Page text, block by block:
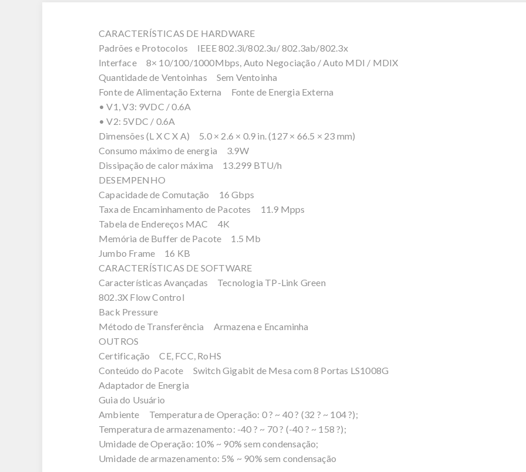
CARACTERÍSTICAS DE HARDWARE
Padrões e Protocolos IEEE 802.3i/802.3u/ 802.3ab/802.3x
Interface 8× 10/100/1000Mbps, Auto Negociação / Auto MDI / MDIX
Quantidade de Ventoinhas Sem Ventoinha
Fonte de Alimentação Externa Fonte de Energia Externa
• V1, V3: 9VDC / 0.6A
• V2: 5VDC / 0.6A
Dimensões (L X C X A) 5.0 × 2.6 × 0.9 in. (127 × 66.5 × 23 mm)
Consumo máximo de energia 3.9W
Dissipação de calor máxima 13.299 BTU/h
DESEMPENHO
Capacidade de Comutação 16 Gbps
Taxa de Encaminhamento de Pacotes 11.9 Mpps
Tabela de Endereços MAC 4K
Memória de Buffer de Pacote 1.5 Mb
Jumbo Frame 16 KB
CARACTERÍSTICAS DE SOFTWARE
Características Avançadas Tecnologia TP-Link Green
802.3X Flow Control
Back Pressure
Método de Transferência Armazena e Encaminha
OUTROS
Certificação CE, FCC, RoHS
Conteúdo do Pacote Switch Gigabit de Mesa com 8 Portas LS1008G
Adaptador de Energia
Guia do Usuário
Ambiente Temperatura de Operação: 0 ? ~ 40 ? (32 ? ~ 104 ?);
Temperatura de armazenamento: -40 ? ~ 70 ? (-40 ? ~ 158 ?);
Umidade de Operação: 10% ~ 90% sem condensação;
Umidade de armazenamento: 5% ~ 90% sem condensação